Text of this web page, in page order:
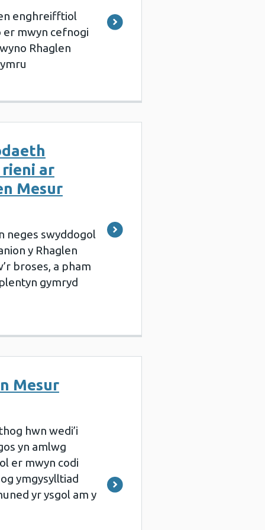
enghreifftiol
er mwyn cefnogi
Rhaglen
ar
Mesur
neges swyddogol
y Rhaglen
broses, a pham
gymryd
Mesur
hwn wedi’i
yn amlwg
er mwyn codi
ymgysylltiad
yr ysgol am y